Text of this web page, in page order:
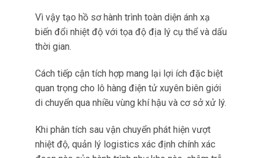
Hoạt động với điện dự phòng
Logistics vận tải vốn dĩ liên quan đến các biến